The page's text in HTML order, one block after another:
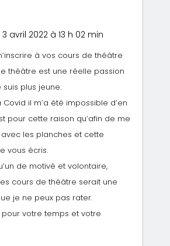
3 avril 2022 à 13 h 02 min
à vos cours de théâtre
théâtre est une réelle passion
plus jeune.
il m’a été impossible d’en
pour cette raison qu’afin de me
les planches et cette
vous écris.
de motivé et volontaire,
cours de théâtre serait une
je ne peux pas rater.
votre temps et votre